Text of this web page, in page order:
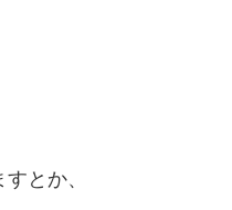
とか、